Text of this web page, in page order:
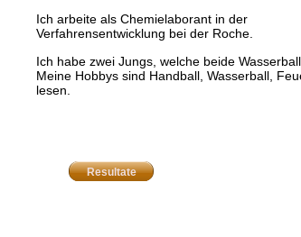
Resultate
Ich arbeite als Chemielaborant in der
Verfahrensentwicklung bei der Roche.
Ich habe zwei Jungs, welche beide
Meine Hobbys sind Handball, Wasserball,
lesen.